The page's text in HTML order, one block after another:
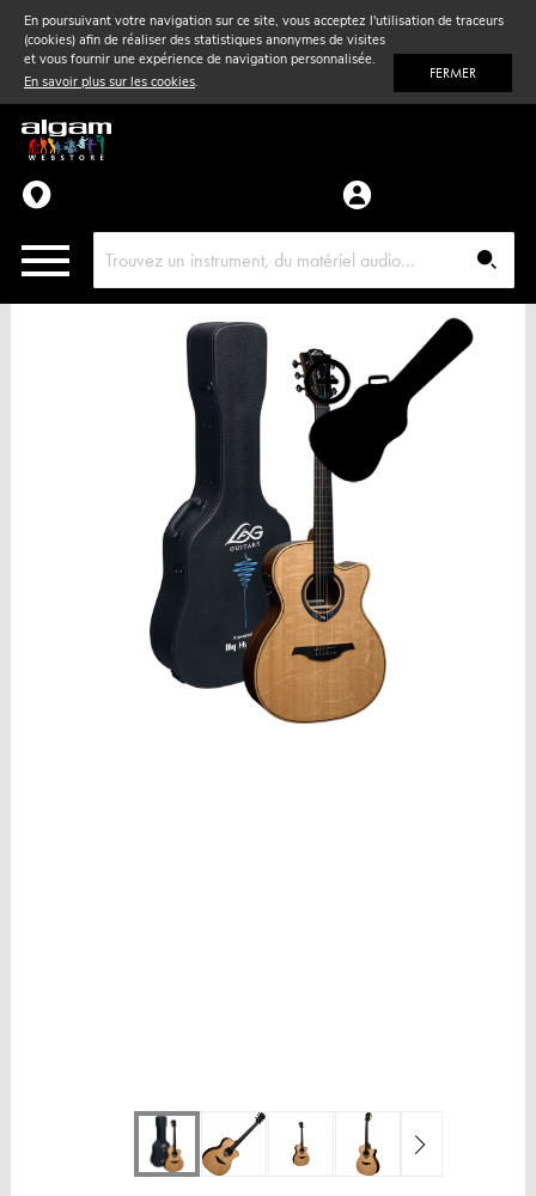
En poursuivant votre navigation sur ce site, vous acceptez l'utilisation de traceurs
(cookies) afin de réaliser des statistiques anonymes de visites
et vous fournir une expérience de navigation personnalisée.
En savoir plus sur les cookies. FERMER
Vent& Violon
Accessoires
Pièces détachées